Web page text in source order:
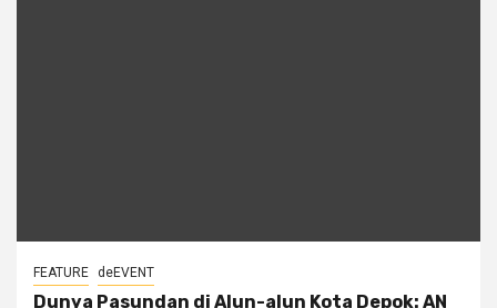
FEATURE deEVENT
Dunya Pasundan di Alun-alun Kota Depok: AN